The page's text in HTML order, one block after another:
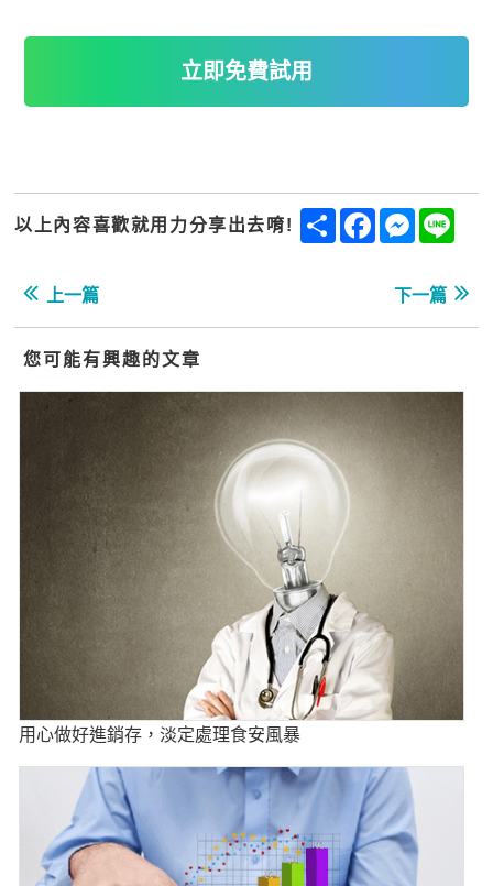
立即免費試用
以上內容喜歡就用力分享出去唷! ShareFacebook
上一篇 下一篇
您可能有興趣的文章
用心做好進銷存，淡定處理食安風暴